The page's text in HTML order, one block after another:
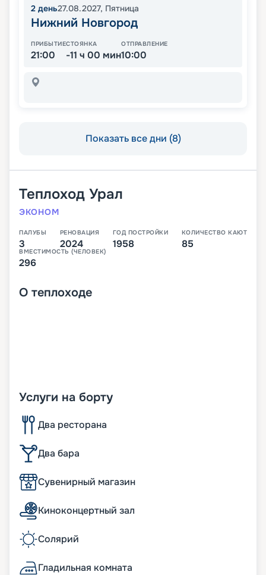
2 день27.08.2027, Пятница
Нижний Новгород
ПРИБЫТИЕ
21:00
СТОЯНКА
-11 ч 00 мин
ОТПРАВЛЕНИЕ
10:00
Показать все дни (8)
Теплоход Урал
ЭКОНОМ
ПАЛУБЫ
3
РЕНОВАЦИЯ
2024
ГОД ПОСТРОЙКИ
1958
КОЛИЧЕСТВО КАЮТ
85
ВМЕСТИМОСТЬ (ЧЕЛОВЕК)
296
О теплоходе
Услуги на борту
Два ресторана
Два бара
Сувенирный магазин
Киноконцертный зал
Солярий
Гладильная комната